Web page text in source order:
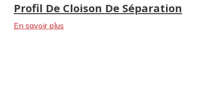
Profil De Cloison De Séparation
En savoir plus